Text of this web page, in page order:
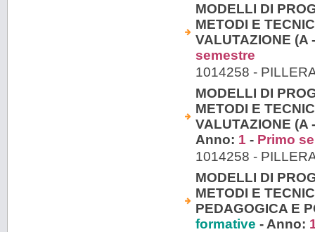
MODELLI DI
METODI E
VALUTAZIONE (A
semestre
1014258 -
MODELLI DI
METODI E
VALUTAZIONE (A
Anno: 1 - Primo
1014258 -
MODELLI DI
METODI E
PEDAGOGICA E
formative - Anno: